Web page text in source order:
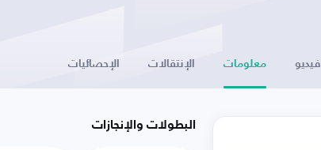
فيديو معلومات الإنتقالات الإحصائيات
البطولات والإنجازات